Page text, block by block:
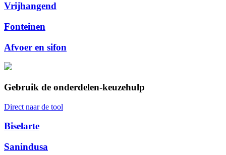
Vrijhangend
Fonteinen
Afvoer en sifon
Gebruik de onderdelen-keuzehulp
Direct naar de tool
Biselarte
Sanindusa